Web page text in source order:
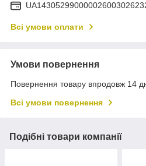
Всі умови оплати
Умови повернення
Повернення товару впродовж 14
Всі умови повернення
Подібні товари компанії